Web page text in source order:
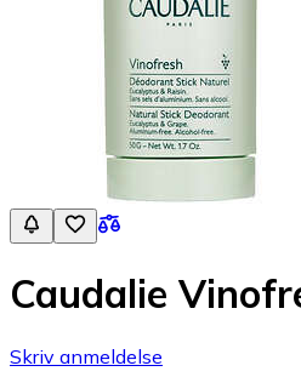
Caudalie
Skriv anmeldelse